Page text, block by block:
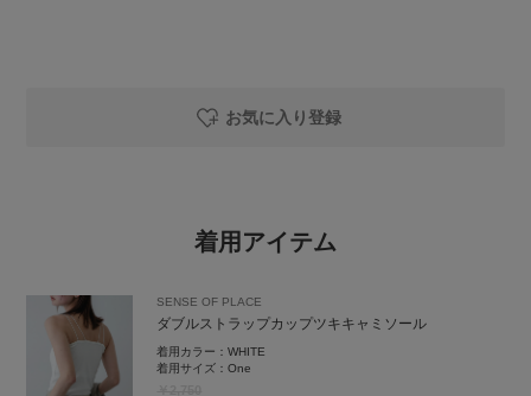
お気に入り登録
着用アイテム
SENSE OF PLACE
ダブルストラップカップツキキャミソール
着用カラー：WHITE
着用サイズ：One